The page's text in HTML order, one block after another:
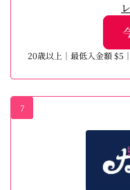
20歳以上｜最低入金額 $5
7